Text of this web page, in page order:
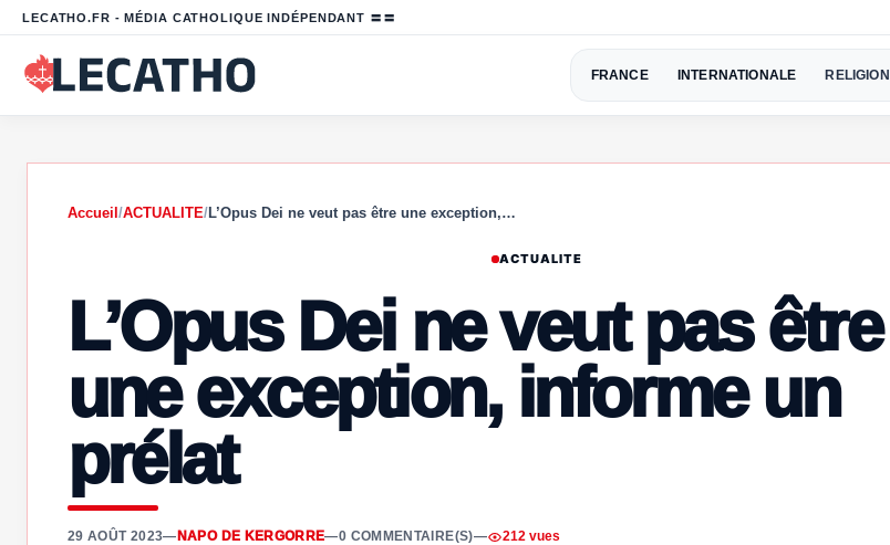
LECATHO.FR - MÉDIA CATHOLIQUE INDÉPENDANT 〓〓
FRANCE INTERNATIONALE RELIGION
Accueil /ACTUALITE/L’Opus Dei ne veut pas être une exception,…
ACTUALITE
L’Opus Dei ne veut pas être
une exception, informe un
prélat
29 AOÛT 2023— NAPO DE KERGORRE—0 COMMENTAIRE(S)— 212 vues